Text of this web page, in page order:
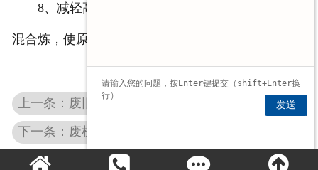
8、减轻高温硫和酸的腐蚀，采纳高、低含酸油
混合炼，使原油酸值降到05mgKOH/g以下。
上一条：废旧轮胎处理的方式有哪些？ 发送